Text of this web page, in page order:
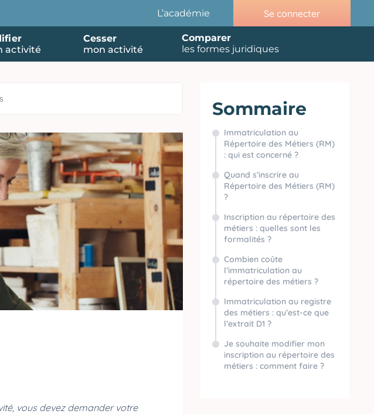
L’académie Se connecter
activité
Cesser
mon activité
Comparer
les formes juridiques
vous devez demander votre
Sommaire
Immatriculation au
Répertoire des Métiers (RM)
: qui est concerné ?
Quand s’inscrire au
Répertoire des Métiers (RM)
?
Inscription au répertoire des
métiers : quelles sont les
formalités ?
Combien coûte
l’immatriculation au
répertoire des métiers ?
Immatriculation au registre
des métiers : qu’est-ce que
l’extrait D1 ?
Je souhaite modifier mon
inscription au répertoire des
métiers : comment faire ?